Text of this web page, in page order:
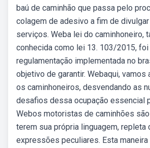
baú de caminhão que passa pelo
colagem de adesivo a fim de
serviços. Weba lei do caminhoneiro,
conhecida como lei 13. 103/2015, foi
regulamentação implementada no
objetivo de garantir. Webaqui, vamos
os caminhoneiros, desvendando as
desafios dessa ocupação essencial
Webos motoristas de caminhões
terem sua própria linguagem, repleta
expressões peculiares. Esta maneira